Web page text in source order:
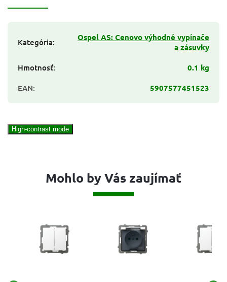
Kategória:
Ospel AS: Cenovo výhodné vypínače
a zásuvky
Hmotnosť:
0.1 kg
EAN: 5907577451523
High-contrast mode
Mohlo by Vás zaujímať